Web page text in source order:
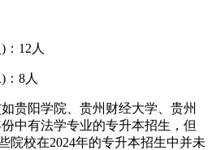
12人
8人
阳学院、贵州财经大学、贵州
中有法学专业的专升本招生，但
院校在2024年的专升本招生中并未